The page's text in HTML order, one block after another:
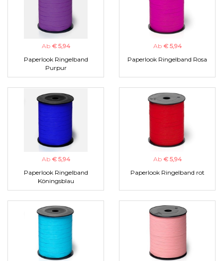
Ab € 5,94
Paperlook Ringelband
Purpur
Ab € 5,94
Paperlook Ringelband Rosa
Ab € 5,94
Paperlook Ringelband
Köningsblau
Ab € 5,94
Paperlook Ringelband rot